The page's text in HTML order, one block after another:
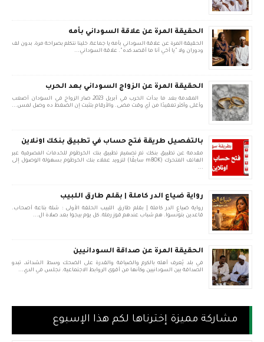
الحقيقة المرة عن علاقة السوداني بأمه
الحقيقة المرة عن علاقة السوداني بأمه يا جماعة، خلينا نتكلم بصراحة مرة، بدون لف
ودوران ولا "يا أخي أنا ما أقصد كده". علاقة السوداني...
الحقيقة المرة عن الزواج السوداني بعد الحرب
المقدمة بعد ما بدأت الحرب في أبريل 2023، صار الزواج في السودان أصعب
وأغلى وأكثر تعقيدًا من أي وقت مضى. والأرقام بتثبت إن الضغط ده وصل لمس...
بالتفصيل طريقة فتح حساب في تطبيق بنكك اونلاين
مقدمة عن تطبيق بنكك تم تصميم تطبيق بنك الخرطوم للخدمات المصرفية عبر
الهاتف المتحرك (mBOK سابقًا) لتزويد عملاء بنك الخرطوم بسهولة الوصول إلى
...
رواية ضياع الدر كاملة | بقلم طارق اللبيب
رواية ضياع الدر كاملة | بقلم طارق اللبيب الحلقة الأولى : شلة بتاعة أصحاب.
قاعدين بتونسوا. هم شباب عندهم قوز رملة. كل يوم بيجوا بعد صلاة ال...
الحقيقة المرة عن صداقة السودانيين
في بلد يُعرف أهله بالكرم والضيافة والقدرة على الضحك وسط الشدائد، تبدو
الصداقة بين السودانيين وكأنها من أقوى الروابط الاجتماعية. نجلس في الدي...
مشاركة مميزة إخترناها لكم هذا الإسبوع